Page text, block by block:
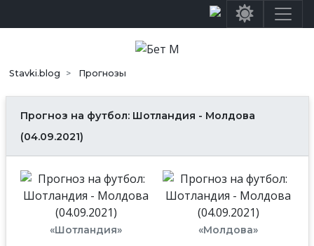
Stavki.blog Прогнозы
Прогноз на футбол: Шотландия - Молдова
(04.09.2021)
«Шотландия» «Молдова»